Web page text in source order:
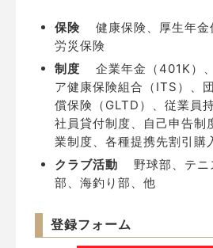
保険
健康保険、厚生年金
労災保険
制度
企業年金（401K）
ア健康保険組合（ITS）、
償保険（GLTD）、従業員持
社員貸付制度、自己申告制
業制度、各種提携先割引購
クラブ活動
野球部、テ
部、海釣り部、他
登録フォーム